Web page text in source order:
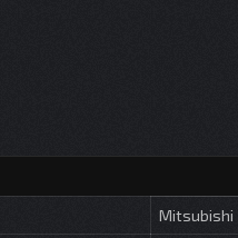
Mitsubishi